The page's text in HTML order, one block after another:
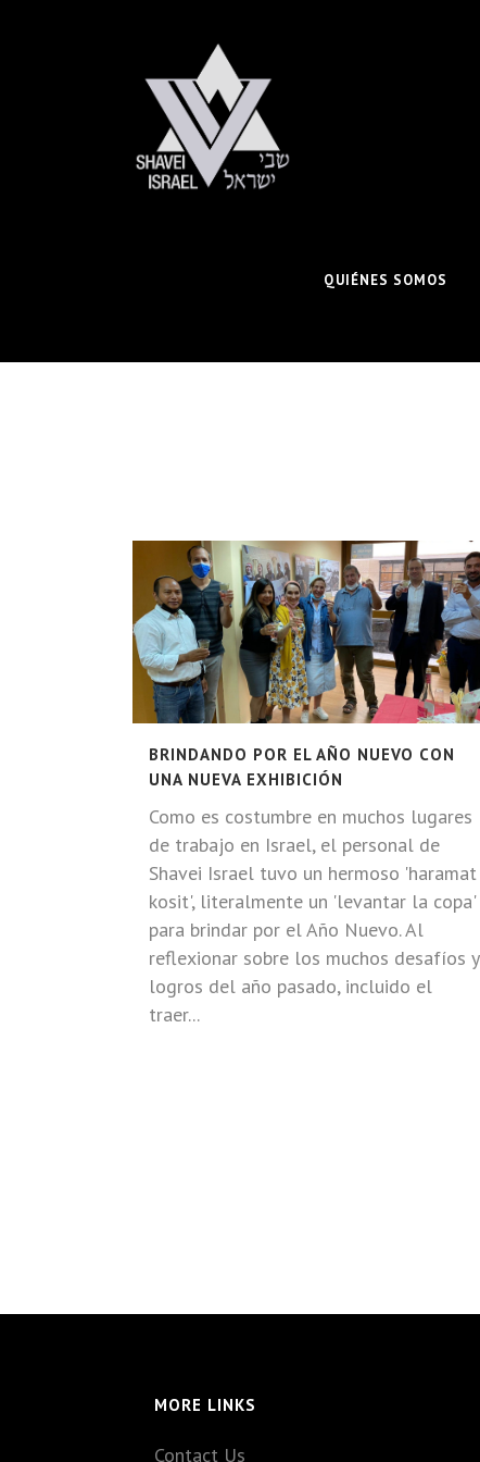
QUIÉNES SOMOS
BRINDANDO POR EL AÑO NUEVO CON
UNA NUEVA EXHIBICIÓN
Como es costumbre en muchos lugares
de trabajo en Israel, el personal de
Shavei Israel tuvo un hermoso 'haramat
kosit', literalmente un 'levantar la copa'
para brindar por el Año Nuevo. Al
reflexionar sobre los muchos desafíos y
logros del año pasado, incluido el
traer...
MORE LINKS
Contact Us